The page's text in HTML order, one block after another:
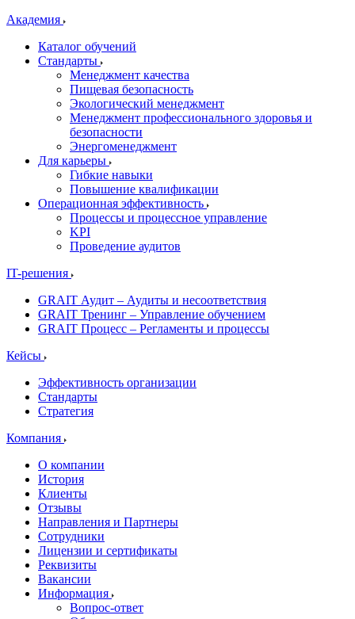
Академия
Каталог обучений
Стандарты
Менеджмент качества
Пищевая безопасность
Экологический менеджмент
Менеджмент профессионального здоровья и
безопасности
Энергоменеджмент
Для карьеры
Гибкие навыки
Повышение квалификации
Операционная эффективность
Процессы и процессное управление
KPI
Проведение аудитов
IT-решения
GRAIT Аудит – Аудиты и несоответствия
GRAIT Тренинг – Управление обучением
GRAIT Процесс – Регламенты и процессы
Кейсы
Эффективность организации
Стандарты
Стратегия
Компания
О компании
История
Клиенты
Отзывы
Направления и Партнеры
Сотрудники
Лицензии и сертификаты
Реквизиты
Вакансии
Информация
Вопрос-ответ